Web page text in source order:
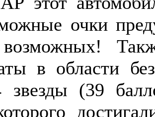
очки
в области
звезды (39